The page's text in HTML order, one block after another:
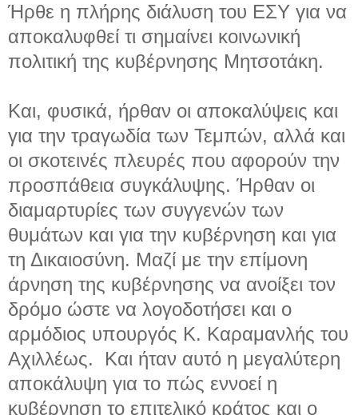
Ήρθε η πλήρης διάλυση του ΕΣΥ για να
αποκαλυφθεί τι σημαίνει κοινωνική
πολιτική της κυβέρνησης Μητσοτάκη.
Και, φυσικά, ήρθαν οι αποκαλύψεις και
για την τραγωδία των Τεμπών, αλλά και
οι σκοτεινές πλευρές που αφορούν την
προσπάθεια συγκάλυψης. Ήρθαν οι
διαμαρτυρίες των συγγενών των
θυμάτων και για την κυβέρνηση και για
τη Δικαιοσύνη. Μαζί με την επίμονη
άρνηση της κυβέρνησης να ανοίξει τον
δρόμο ώστε να λογοδοτήσει και ο
αρμόδιος υπουργός Κ. Καραμανλής του
Αχιλλέως. Και ήταν αυτό η μεγαλύτερη
αποκάλυψη για το πώς εννοεί η
κυβέρνηση το επιτελικό κράτος και ο